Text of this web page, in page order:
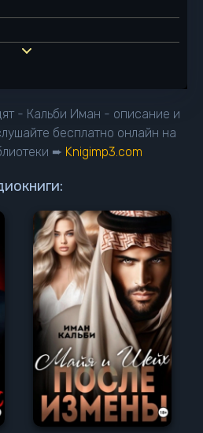
- Кальби Иман - описание и
бесплатно онлайн на
➨ Knigimp3.com